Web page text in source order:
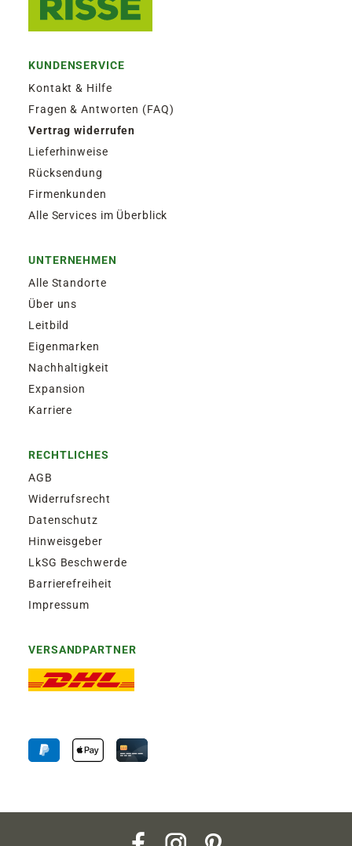
KUNDENSERVICE
Kontakt & Hilfe
Fragen & Antworten (FAQ)
Vertrag widerrufen
Lieferhinweise
Rücksendung
Firmenkunden
Alle Services im Überblick
UNTERNEHMEN
Alle Standorte
Über uns
Leitbild
Eigenmarken
Nachhaltigkeit
Expansion
Karriere
RECHTLICHES
AGB
Widerrufsrecht
Datenschutz
Hinweisgeber
LkSG Beschwerde
Barrierefreiheit
Impressum
VERSANDPARTNER